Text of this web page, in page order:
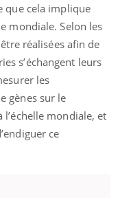
que cela implique
mondiale. Selon les
réalisées afin de
s’échangent leurs
les
gènes sur le
l’échelle mondiale, et
ce